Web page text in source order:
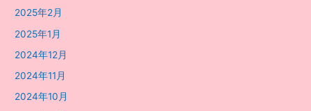
2025年2月
2025年1月
2024年12月
2024年11月
2024年10月